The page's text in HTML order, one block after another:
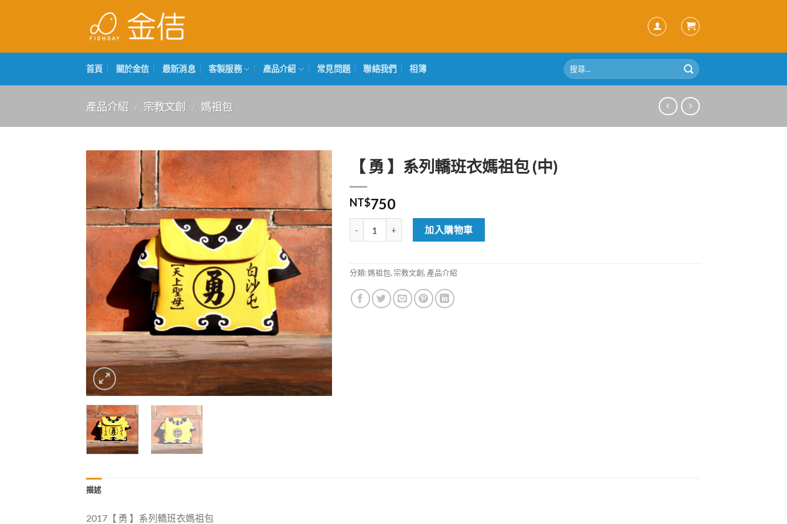
首頁 關於金佶 最新消息 客製服務 產品介紹 常見問題 聯絡我們 相簿
搜
尋
關
產品介紹 / 宗教文創 / 媽祖包
【 勇 】系列轎班衣媽祖包 (中)
NT$750
【 勇 】系列轎班衣媽祖包 (中) 數量
加入購物車
分類:媽祖包,宗教文創, 產品介紹
描述
2017【 勇 】系列轎班衣媽祖包